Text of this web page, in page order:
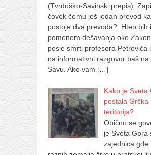
(Tvrdoško-Savinski prepis).
čovek čemu još jedan prevod
postoje dva prevoda? Hteo bih
pomenem dešavanja oko
posle smrti profesora Petrovića
na informativni razgovor baš na
Savu. Ako vam […]
Kako je Sveta
postala Grčka
teritorija?
Obično se
je Sveta Gora
zajednica gde